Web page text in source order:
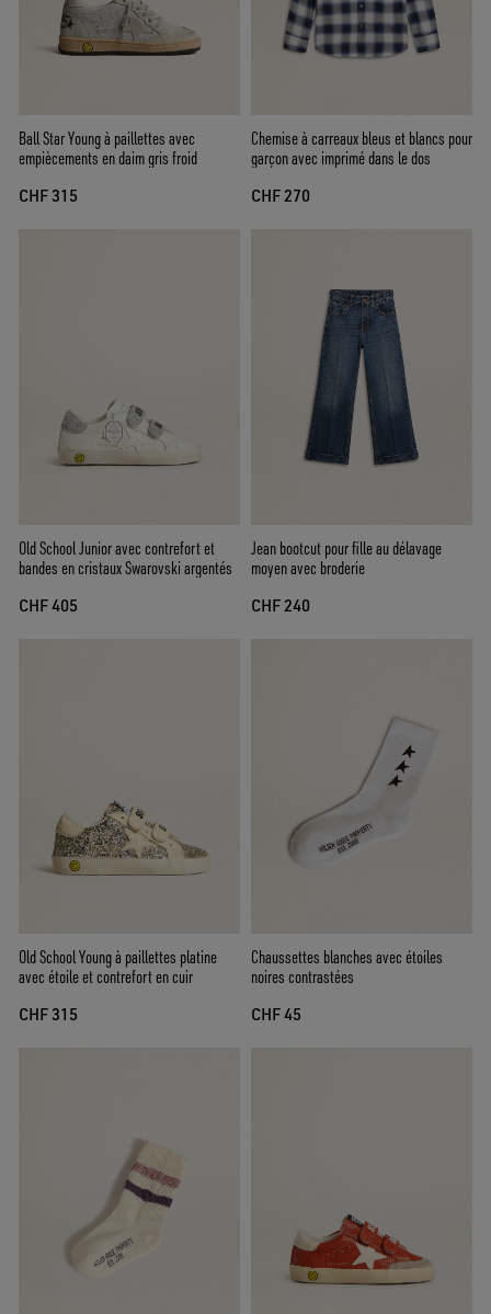
Ball Star Young à paillettes avec
empiècements en daim gris froid
CHF 315
Chemise à carreaux bleus et blancs pour
garçon avec imprimé dans le dos
CHF 270
Old School Junior avec contrefort et
bandes en cristaux Swarovski argentés
CHF 405
Jean bootcut pour fille au délavage
moyen avec broderie
CHF 240
Old School Young à paillettes platine
avec étoile et contrefort en cuir
CHF 315
Chaussettes blanches avec étoiles
noires contrastées
CHF 45